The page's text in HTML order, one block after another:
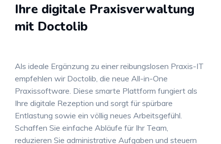
Ihre digitale Praxisverwaltung
mit Doctolib
Als ideale Ergänzung zu einer reibungslosen Praxis-IT
empfehlen wir Doctolib, die neue All-in-One
Praxissoftware . Diese smarte Plattform fungiert als
Ihre digitale Rezeption und sorgt für spürbare
Entlastung sowie ein völlig neues Arbeitsgefühl.
Schaffen Sie einfache Abläufe für Ihr Team,
reduzieren Sie administrative Aufgaben und steuern